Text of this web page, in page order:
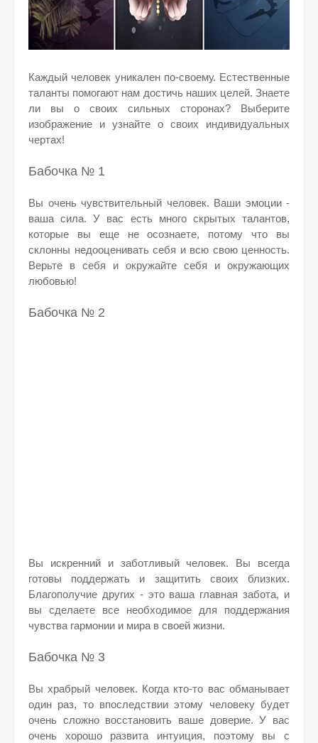
Каждый человек уникален по-своему. Естественные
таланты помогают нам достичь наших целей. Знаете
ли вы о своих сильных сторонах? Выберите
изображение и узнайте о своих индивидуальных
чертах!
Бабочка № 1
Вы очень чувствительный человек. Ваши эмоции -
ваша сила. У вас есть много скрытых талантов,
которые вы еще не осознаете, потому что вы
склонны недооценивать себя и всю свою ценность.
Верьте в себя и окружайте себя и окружающих
любовью!
Бабочка № 2
Вы искренний и заботливый человек. Вы всегда
готовы поддержать и защитить своих близких.
Благополучие других - это ваша главная забота, и
вы сделаете все необходимое для поддержания
чувства гармонии и мира в своей жизни.
Бабочка № 3
Вы храбрый человек. Когда кто-то вас обманывает
один раз, то впоследствии этому человеку будет
очень сложно восстановить ваше доверие. У вас
очень хорошо развита интуиция, поэтому вы с